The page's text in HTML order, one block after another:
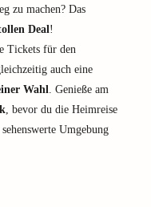
zu machen? Das
Deal!
Tickets für den
auch eine
Wahl. Genieße am
, bevor du die Heimreise
Umgebung